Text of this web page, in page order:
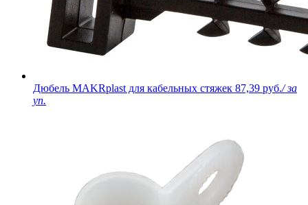
Дюбель MAKRplast для кабельных стяжек 87,39 руб./ за
уп.